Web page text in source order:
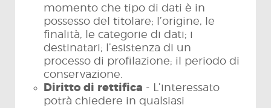
momento che tipo di dati è in
possesso del titolare; l’origine, le
finalità, le categorie di dati; i
destinatari; l’esistenza di un
processo di profilazione; il periodo di
conservazione.
Diritto di rettifica - L’interessato
potrà chiedere in qualsiasi